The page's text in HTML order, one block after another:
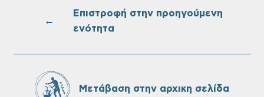
Πίνακες Κατάταξης & Βαθμολογίας,
πίνακες της προκήρυξης ΣΟΧ 3/2026 του
←
Επιστροφή στην προηγούμενη
ενότητα
Μετάβαση στην αρχικη σελίδα